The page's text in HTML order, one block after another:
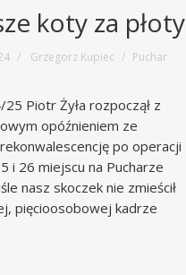
koty za płoty
Grzegorz Kupiec
Puchar
Piotr Żyła rozpoczął z
opóźnieniem ze
po operacji
i 26 miejscu na Pucharze
nasz skoczek nie zmieścił
pięcioosobowej kadrze